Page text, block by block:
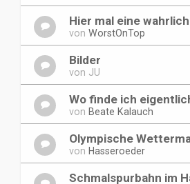
Hier mal eine
von WorstOnTop
Bilder
von JU
Wo finde ich
von Beate Kalauch
Olympische
von Hasseroeder
Schmalspurbahn im